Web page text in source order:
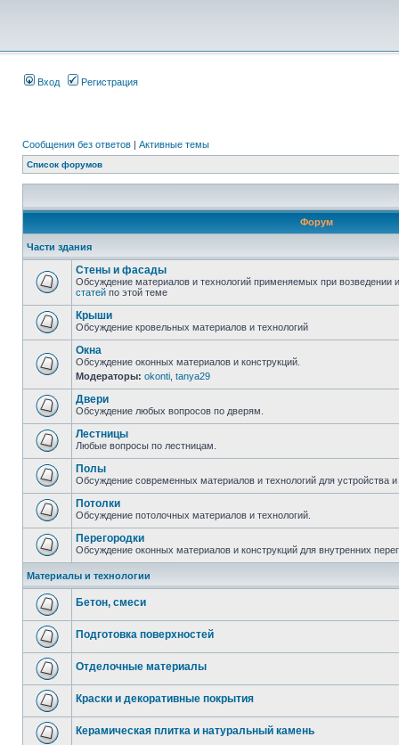
Вход Регистрация
Сообщения без ответов | Активные темы
Список форумов
Форум
Части здания
Стены и фасады
Обсуждение материалов и технологий применяемых при возведении
статей по этой теме
Крыши
Обсуждение кровельных материалов и технологий
Окна
Обсуждение оконных материалов и конструкций.
Модераторы: okonti tanya29
Двери
Обсуждение любых вопросов по дверям.
Лестницы
Любые вопросы по лестницам.
Полы
Обсуждение современных материалов и технологий для устройства
Потолки
Обсуждение потолочных материалов и технологий.
Перегородки
Обсуждение оконных материалов и конструкций для внутренних
Материалы и технологии
Бетон, смеси
Подготовка поверхностей
Отделочные материалы
Краски и декоративные покрытия
Керамическая плитка и натуральный камень